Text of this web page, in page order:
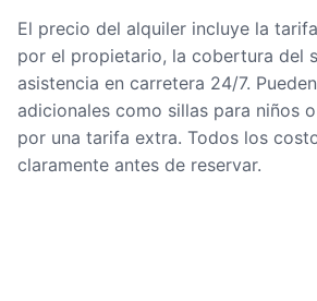
El precio del alquiler incluye la
por el propietario, la cobertura del
asistencia en carretera 24/7.
adicionales como sillas para niños
por una tarifa extra. Todos los
claramente antes de reservar.